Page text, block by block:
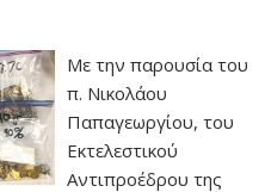
Με την παρουσία του
π. Νικολάου
Παπαγεωργίου, του
Εκτελεστικού
Αντιπροέδρου της